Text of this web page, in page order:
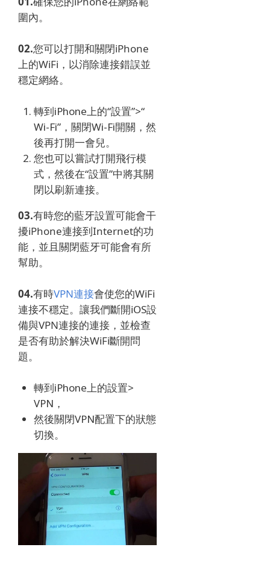
圍內。
02.您可以打開和關閉iPhone
上的WiFi，以消除連接錯誤並
穩定網絡。
轉到iPhone上的“設置”>“
Wi-Fi”，關閉Wi-Fi開關，然
後再打開一會兒。
您也可以嘗試打開飛行模
式，然後在“設置”中將其關
閉以刷新連接。
03.有時您的藍牙設置可能會干
擾iPhone連接到Internet的功
能，並且關閉藍牙可能會有所
幫助。
04.有時VPN連接會使您的WiFi
連接不穩定。 讓我們斷開iOS設
備與VPN連接的連接，並檢查
是否有助於解決WiFi斷開問
題。
轉到iPhone上的設置>
VPN，
然後關閉VPN配置下的狀態
切換。